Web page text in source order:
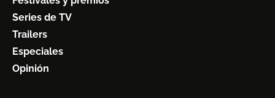
Series de TV
Trailers
Especiales
Opinión